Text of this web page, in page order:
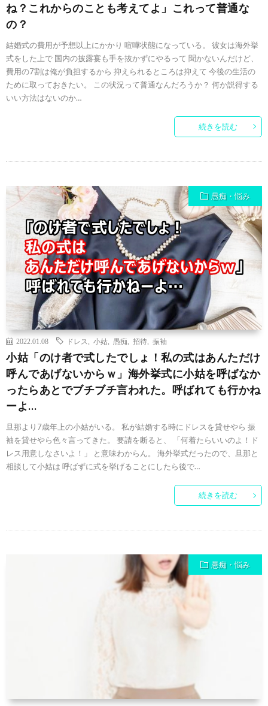
ね？これからのことも考えてよ」これって普通な
の？
結婚式の費用が予想以上にかかり 喧嘩状態になっている。 彼女は海外挙
式をした上で 国内の披露宴も手を抜かずにやるって 聞かないんだけど、
費用の7割は俺が負担するから 抑えられるところは抑えて 今後の生活の
ために取っておきたい。 この状況って普通なんだろうか？ 何か説得する
いい方法はないのか…
続きを読む
愚痴・悩み
2022.01.08 ドレス 小姑 愚痴 招待 振袖
小姑「のけ者で式したでしょ！私の式はあんただけ
呼んであげないからｗ」海外挙式に小姑を呼ばなか
ったらあとでブチブチ言われた。呼ばれても行かね
ーよ…
旦那より7歳年上の小姑がいる。 私が結婚する時にドレスを貸せやら 振
袖を貸せやら色々言ってきた。 要請を断ると、 「何着たらいいのよ！ド
レス用意しなさいよ！」 と意味わからん。 海外挙式だったので、旦那と
相談して小姑は 呼ばずに式を挙げることにしたら後で…
続きを読む
愚痴・悩み